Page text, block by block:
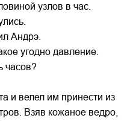
узлов в час.
Андрэ.
угодно давление.
часов?
и велел им принести из
Взяв кожаное ведро,